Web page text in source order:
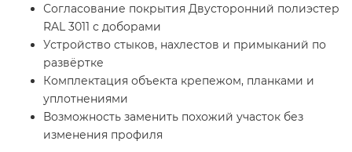
Согласование покрытия Двусторонний полиэстер
RAL 3011 с доборами
Устройство стыков, нахлестов и примыканий по
развёртке
Комплектация объекта крепежом, планками и
уплотнениями
Возможность заменить похожий участок без
изменения профиля